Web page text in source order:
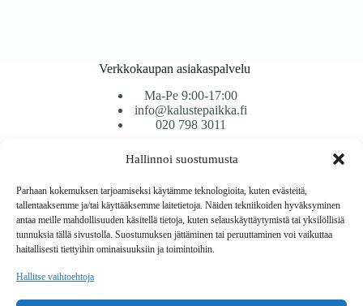
Hallinnoi suostumusta
Parhaan kokemuksen tarjoamiseksi käytämme teknologioita, kuten evästeitä,
tallentaaksemme ja/tai käyttääksemme laitetietoja. Näiden tekniikoiden hyväksyminen
antaa meille mahdollisuuden käsitellä tietoja, kuten selauskäyttäytymistä tai yksilöllisiä
tunnuksia tällä sivustolla. Suostumuksen jättäminen tai peruuttaminen voi vaikuttaa
haitallisesti tiettyihin ominaisuuksiin ja toimintoihin.
Hallitse vaihtoehtoja
Verkkokaupan asiakaspalvelu
Ma-Pe 9:00-17:00
info@kalustepaikka.fi
020 798 3011
Tavarantoimitus / Maksutavat
Toimitustavat
Maksutavat
Vaihto ja palautus
Reklamaatiot